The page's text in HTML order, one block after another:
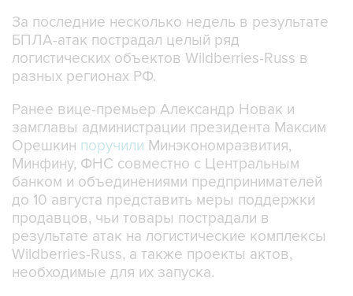
За последние несколько недель в результате
БПЛА-атак пострадал целый ряд
логистических объектов Wildberries-Russ в
разных регионах РФ.
Ранее вице-премьер Александр Новак и
замглавы администрации президента Максим
Орешкин поручили Минэкономразвития,
Минфину, ФНС совместно с Центральным
банком и объединениями предпринимателей
до 10 августа представить меры поддержки
продавцов, чьи товары пострадали в
результате атак на логистические комплексы
Wildberries-Russ, а также проекты актов,
необходимые для их запуска.